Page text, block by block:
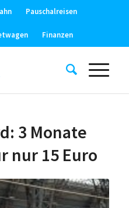
Pauschalreisen
Finanzen
3 Monate
nur 15 Euro